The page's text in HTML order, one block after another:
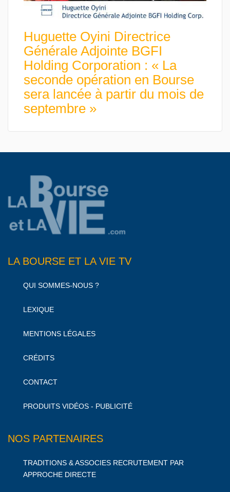
Huguette Oyini Directrice
Générale Adjointe BGFI
Holding Corporation : « La
seconde opération en Bourse
sera lancée à partir du mois de
septembre »
LA BOURSE ET LA VIE TV
QUI SOMMES-NOUS ?
LEXIQUE
MENTIONS LÉGALES
CRÉDITS
CONTACT
PRODUITS VIDÉOS - PUBLICITÉ
NOS PARTENAIRES
TRADITIONS & ASSOCIES RECRUTEMENT PAR
APPROCHE DIRECTE